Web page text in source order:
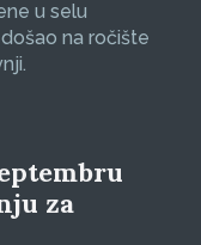
u selu
na ročište
za